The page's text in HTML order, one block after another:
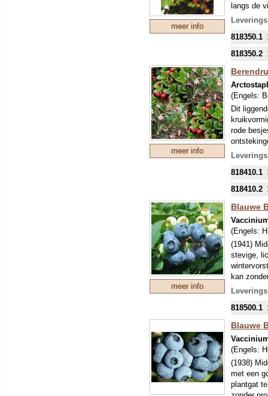
meer info
langs de
818350.1
818350.2
meer info
(Engels:
Dit
rode
zanderige
jaarrond!
818410.1
818410.2
meer info
Blauwe
(Engels:
(1941)
stevige,
kan
ander ras
818500.1
Blauwe
(Engels:
(1938)
met een
plantgat